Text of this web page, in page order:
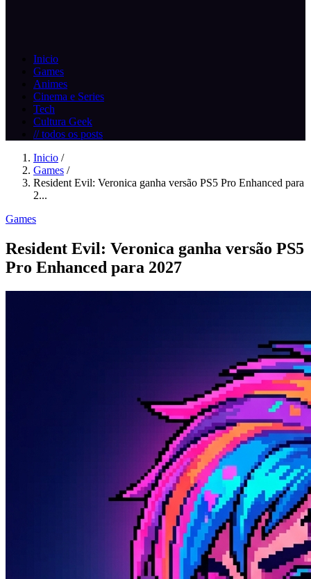
Inicio
Games
Animes
Cinema e Series
Tech
Cultura Geek
// todos os posts
Inicio /
Games /
Resident Evil: Veronica ganha versão PS5 Pro Enhanced para
2...
Games
Resident Evil: Veronica ganha versão PS5
Pro Enhanced para 2027